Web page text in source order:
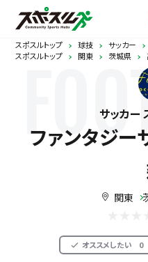
スポスルトップ 球技 サッカー
スポスルトップ
関東 茨城県
サッカー
ファンタジー
関東
オススメしたい 0